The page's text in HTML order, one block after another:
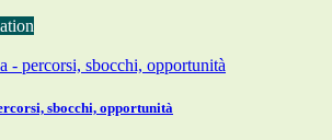
sbocchi, opportunità